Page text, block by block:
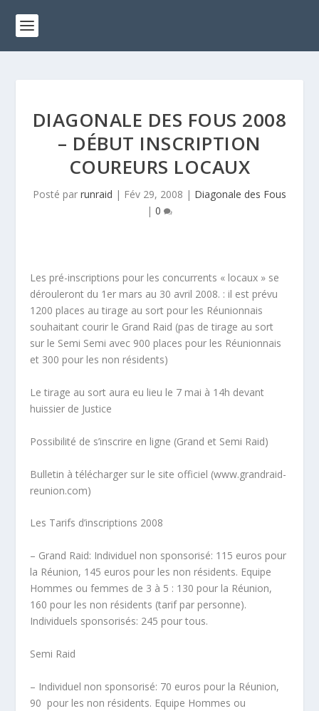
DIAGONALE DES FOUS 2008
– DÉBUT INSCRIPTION
COUREURS LOCAUX
Posté par runraid | Fév 29, 2008 | Diagonale des Fous
| 0
Les pré-inscriptions pour les concurrents « locaux » se
dérouleront du 1er mars au 30 avril 2008. : il est prévu
1200 places au tirage au sort pour les Réunionnais
souhaitant courir le Grand Raid (pas de tirage au sort
sur le Semi Semi avec 900 places pour les Réunionnais
et 300 pour les non résidents)
Letirage au sort aura eu lieu le 7 mai à 14h devant
huissier de Justice
Possibilité de s’inscrire en ligne (Grand et Semi Raid)
Bulletin à télécharger sur le site officiel (www.grandraid-
reunion.com)
Les Tarifs d’inscriptions 2008
– Grand Raid: Individuel non sponsorisé: 115 euros pour
la Réunion, 145 euros pour les non résidents. Equipe
Hommes ou femmes de 3 à 5 : 130 pour la Réunion,
160 pour les non résidents (tarif par personne).
Individuels sponsorisés: 245 pour tous.
Semi Raid
– Individuel non sponsorisé: 70 euros pour la Réunion,
90  pour les non résidents. Equipe Hommes ou